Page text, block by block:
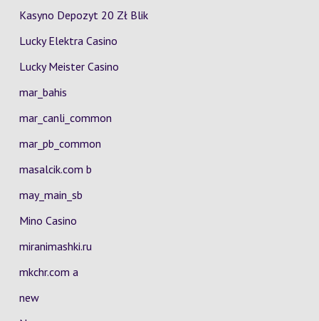
Kasyno Depozyt 20 Zł Blik
Lucky Elektra Casino
Lucky Meister Casino
mar_bahis
mar_canli_common
mar_pb_common
masalcik.com b
may_main_sb
Mino Casino
miranimashki.ru
mkchr.com a
new